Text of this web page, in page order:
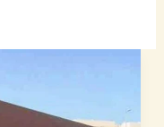
|